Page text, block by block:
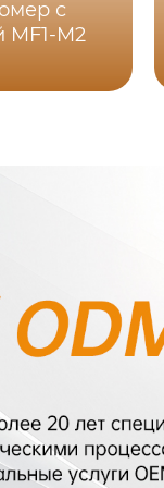
с
MF1-M2